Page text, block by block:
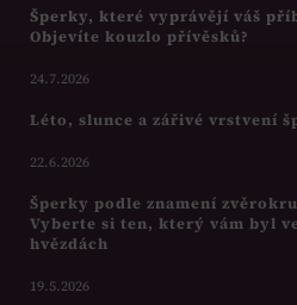
Šperky, které vyprávějí váš
Objevíte kouzlo přívěsků?
24.7.2026
Léto, slunce a zářivé vrstvení
22.6.2026
Šperky podle znamení
Vyberte si ten, který vám byl
hvězdách
19.5.2026